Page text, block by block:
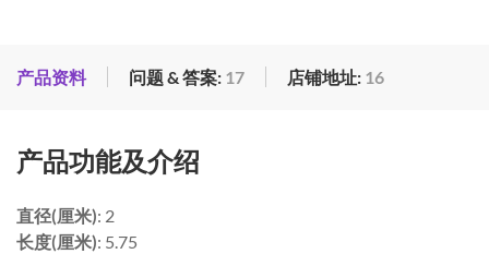
产品资料 问题 & 答案: 17 店铺地址: 16
产品功能及介绍
直径(厘米): 2
长度(厘米): 5.75